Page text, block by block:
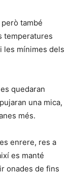
també
temperatures
les mínimes dels
quedaran
una mica,
més.
enrere, res a
es manté
onades de fins